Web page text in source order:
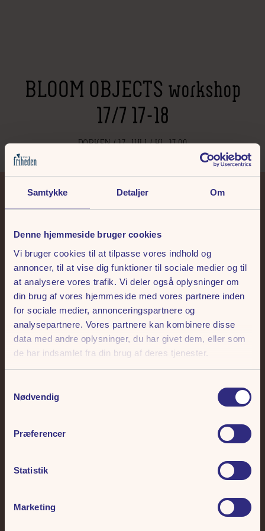
Samtykke Detaljer Om
Denne hjemmeside bruger cookies
Vi bruger cookies til at tilpasse vores indhold og
annoncer, til at vise dig funktioner til sociale medier og til
at analysere vores trafik. Vi deler også oplysninger om
din brug af vores hjemmeside med vores partnere inden
for sociale medier, annonceringspartnere og
analysepartnere. Vores partnere kan kombinere disse
data med andre oplysninger, du har givet dem, eller som
de har indsamlet fra din brug af deres tjenester.
Nødvendig
Præferencer
Statistik
Marketing
BLOOM OBJECTS workshop
17/7 17-18
PARKEN / 17. JULI / KL. 17.00
+45 86 14 73 00
tivoli@friheden.dk
Frihedens Nyhedsbrev
Skriv dig op til vores nyhedsbrev. Hver måned udtrækker vi 3 x 2
sæsonkort Deluxe til Tivoli Friheden.
umage, ellers kan du altid afmelde dig i bunden af hver eneste mail. Læs mere i vores